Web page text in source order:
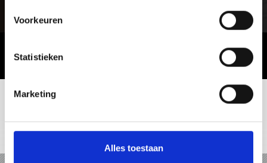
Voorkeuren
Statistieken
Marketing
Alles toestaan